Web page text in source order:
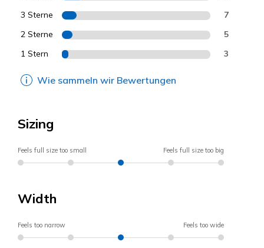
3 Sterne 7
2 Sterne 5
1 Stern 3
Wie sammeln wir Bewertungen
Sizing
Feels full size too small Feels full size too big
Width
Feels too narrow Feels too wide